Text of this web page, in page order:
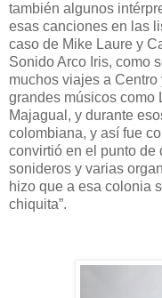
también algunos
esas canciones en las
caso de Mike Laure y
Sonido Arco Iris, como
muchos viajes a
grandes músicos como
Majagual, y durante
colombiana, y así fue
convirtió en el punto de
sonideros y varias
hizo que a esa colonia
chiquita”.